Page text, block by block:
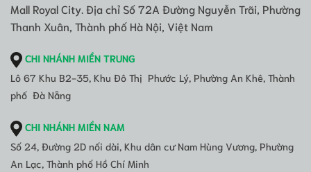
Mall Royal City. Địa chỉ Số 72A Đường Nguyễn Trãi, Phường
Thanh Xuân, Thành phố Hà Nội, Việt Nam
CHI NHÁNH MIỀN TRUNG
Lô 67 Khu B2-35, Khu Đô Thị Phước Lý, Phường An Khê, Thành
phố Đà Nẵng
CHI NHÁNH MIỀN NAM
Số 24, Đường 2D nối dài, Khu dân cư Nam Hùng Vương, Phường
An Lạc, Thành phố Hồ Chí Minh